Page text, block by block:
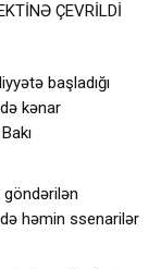
ÇEVRİLDİ
başladığı
kənar
göndərilən
həmin ssenarilər